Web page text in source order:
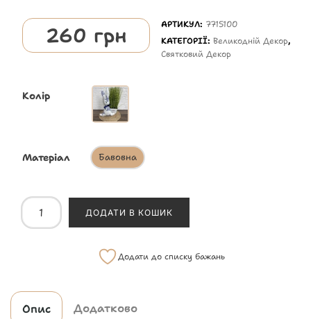
260 грн АРТИКУЛ: 7715100
КАТЕГОРІЇ:Великодній Декор,
Святковий Декор
Колір
Матеріал Бавовна
ДОДАТИ В КОШИК
Додати до списку бажань
Опис Додатково